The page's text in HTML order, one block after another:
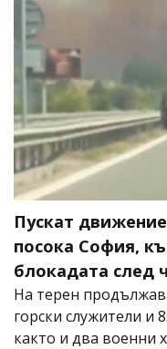
Пускат
посока София,
блокадата след
На терен
горски служители и
както и два военни